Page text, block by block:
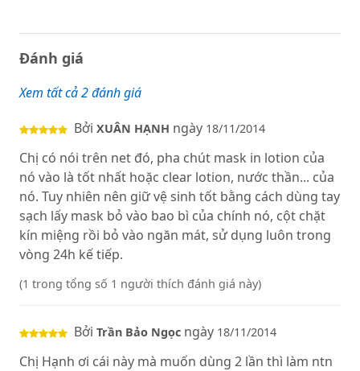
Đánh giá
Xem tất cả 2 đánh giá
Bởi XUÂN HẠNH ngày 18/11/2014
Chị có nói trên net đó, pha chút mask in lotion của
nó vào là tốt nhất hoặc clear lotion, nước thần... của
nó. Tuy nhiên nên giữ vệ sinh tốt bằng cách dùng tay
sạch lấy mask bỏ vào bao bì của chính nó, cột chặt
kín miệng rồi bỏ vào ngăn mát, sử dụng luôn trong
vòng 24h kế tiếp.
(1 trong tổng số 1 người thích đánh giá này)
Bởi Trần Bảo Ngọc ngày 18/11/2014
Chị Hạnh ơi cái này mà muốn dùng 2 lần thì làm ntn